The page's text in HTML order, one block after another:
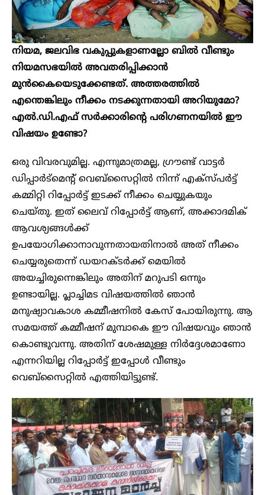
നിയമ, ജലവിഭ വകുപ്പുകളാണല്ലോ ബില്‍ വീണ്ടും
നിയമസഭയില്‍ അവതരിപ്പിക്കാന്‍
മുന്‍കൈയെടുക്കേണ്ടത്. അത്തരത്തില്‍
എന്തെങ്കിലും നീക്കം നടക്കുന്നതായി അറിയുമോ?
എൽ.ഡി.എഫ് സർക്കാരിന്റെ പരി​ഗണനയിൽ ഈ
വിഷയം ഉണ്ടോ?
ഒരു വിവരവുമില്ല. എന്നുമാത്രമല്ല, ഗ്രൗണ്ട് വാട്ടര്‍
ഡിപ്പാര്‍ട്‌മെന്റ് വെബ്‌സൈറ്റില്‍ നിന്ന് എക്‌സ്പര്‍ട്ട്
കമ്മിറ്റി റിപ്പോര്‍ട്ട് ഇടക്ക് നീക്കം ചെയ്യുകയും
ചെയ്തു. ഇത് ലൈവ് റിപ്പോര്‍ട്ട് ആണ്, അക്കാദമിക്
ആവശ്യങ്ങള്‍ക്ക്
ഉപയോഗിക്കാനാവുന്നതായതിനാല്‍ അത് നീക്കം
ചെയ്യരുതെന്ന് ഡയറക്ടര്‍ക്ക് മെയില്‍
അയച്ചിരുന്നെങ്കിലും അതിന് മറുപടി ഒന്നും
ഉണ്ടായില്ല. പ്ലാച്ചിമട വിഷയത്തില്‍ ഞാന്‍
മനുഷ്യാവകാശ കമ്മീഷനില്‍ കേസ് പോയിരുന്നു. ആ
സമയത്ത് കമ്മീഷന് മുമ്പാകെ ഈ വിഷയവും ഞാന്‍
കൊണ്ടുവന്നു. അതിന് ശേഷമുള്ള നിര്‍ദ്ദേശമാണോ
എന്നറിയില്ല റിപ്പോര്‍ട്ട് ഇപ്പോള്‍ വീണ്ടും
വെബ്‌സൈറ്റില്‍ എത്തിയിട്ടുണ്ട്.